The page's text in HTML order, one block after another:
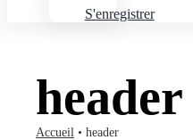
S'enregistrer
header
Accueil• header